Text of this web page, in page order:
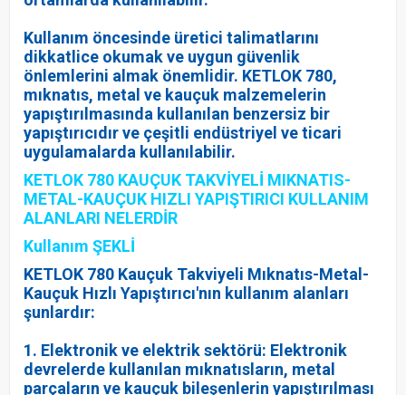
Kullanım öncesinde üretici talimatlarını
dikkatlice okumak ve uygun güvenlik
önlemlerini almak önemlidir. KETLOK 780,
mıknatıs, metal ve kauçuk malzemelerin
yapıştırılmasında kullanılan benzersiz bir
yapıştırıcıdır ve çeşitli endüstriyel ve ticari
uygulamalarda kullanılabilir.
KETLOK 780 KAUÇUK TAKVİYELİ MIKNATIS-
METAL-KAUÇUK HIZLI YAPIŞTIRICI KULLANIM
ALANLARI NELERDİR
Kullanım ŞEKLİ
KETLOK 780 Kauçuk Takviyeli Mıknatıs-Metal-
Kauçuk Hızlı Yapıştırıcı'nın kullanım alanları
şunlardır:
1. Elektronik ve elektrik sektörü: Elektronik
devrelerde kullanılan mıknatısların, metal
parçaların ve kauçuk bileşenlerin yapıştırılması